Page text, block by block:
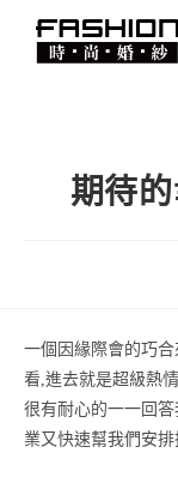
期待
一個因緣際會的巧
看,進去就是超級熱
很有耐心的一一回
業又快速幫我們安